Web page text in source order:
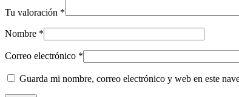
Tu valoración *
Nombre *
Correo electrónico *
Guarda mi nombre, correo electrónico y web en este